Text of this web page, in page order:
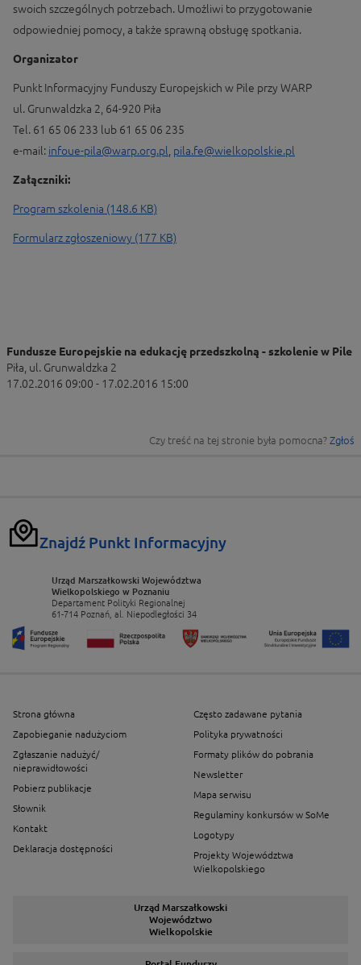
swoich szczególnych potrzebach. Umożliwi to przygotowanie
odpowiedniej pomocy, a także sprawną obsługę spotkania.
Organizator
Punkt Informacyjny Funduszy Europejskich w Pile przy WARP
ul. Grunwaldzka 2, 64-920 Piła
Tel. 61 65 06 233 lub 61 65 06 235
e-mail: infoue-pila@warp.org.pl pila.fe@wielkopolskie.pl
Załączniki:
Program szkolenia (148.6 KB)
Formularz zgłoszeniowy (177 KB)
Fundusze Europejskie na edukację przedszkolną - szkolenie w Pile
Piła, ul. Grunwaldzka 2
17.02.2016 09:00 - 17.02.2016 15:00
Czy treść na tej stronie była pomocna? Zgłoś
Znajdź Punkt Informacyjny
Urząd Marszałkowski Województwa
Wielkopolskiego w Poznaniu
Departament Polityki Regionalnej
61-714 Poznań, al. Niepodległości 34
Strona główna
Zapobieganie nadużyciom
Zgłaszanie nadużyć/
nieprawidłowości
Pobierz publikacje
Słownik
Kontakt
Deklaracja dostępności
Często zadawane pytania
Polityka prywatności
Formaty plików do pobrania
Newsletter
Mapa serwisu
Regulaminy konkursów w SoMe
Logotypy
Projekty Województwa
Wielkopolskiego
Urząd Marszałkowski
Województwo
Wielkopolskie